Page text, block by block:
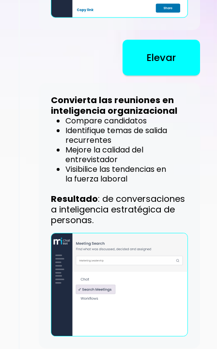
Elevar
Convierta las reuniones en
inteligencia organizacional
Compare candidatos
Identifique temas de salida
recurrentes
Mejore la calidad del
entrevistador
Visibilice las tendencias en
la fuerza laboral
Resultado: de conversaciones
a inteligencia estratégica de
personas.